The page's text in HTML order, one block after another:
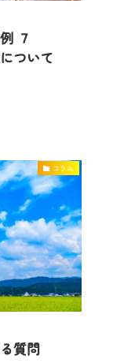
７
ついて
コラム
質問